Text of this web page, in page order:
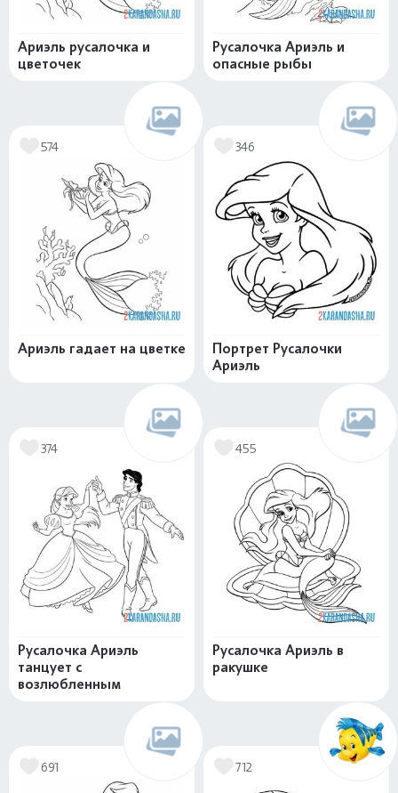
Ариэль русалочка и
цветочек
Русалочка Ариэль и
опасные рыбы
574
Ариэль гадает на цветке
346
Портрет Русалочки
Ариэль
374
Русалочка Ариэль
танцует с
возлюбленным
455
Русалочка Ариэль в
ракушке
691 712